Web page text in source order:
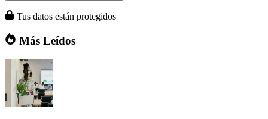
Tus datos están protegidos
Más Leídos